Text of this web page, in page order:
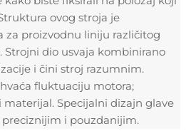
ovog stroja je
proizvodnu liniju različitog
Strojni dio usvaja kombinirano
i čini stroj razumnim.
fluktuaciju motora;
Specijalni dizajn glave
i pouzdanijim.